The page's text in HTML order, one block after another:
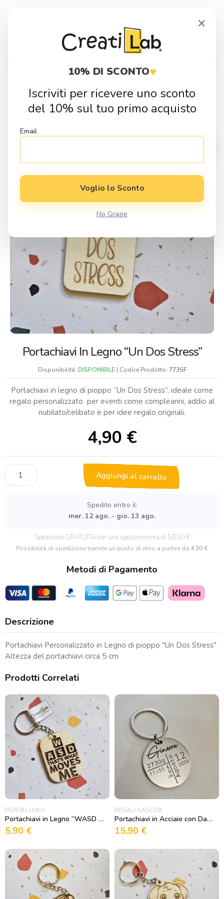
Home Idee Regalo Gadget & Home Decor
Portachiavi
Portachiavi in Legno “Un Dos Stress”
Portachiavi In Legno “Un Dos Stress”
Disponibilitá: DISPONIBILE| Codice Prodotto: 773SF
Portachiavi in legno di pioppo “Un Dos Stress”, ideale come
regalo personalizzato per eventi come compleanni, addio al
nubilato/celibato e per idee regalo originali.
4,90 €
Portachiavi
in
Aggiungi al carrello
Spedito entro il:
mer. 12 ago. - gio. 13 ago.
Spedizione GRATUITA con una spesa minima di 50,00 €
Possibilità di spedizione tramite un punto di ritiro a partire da 4.30 €
Metodi di Pagamento
Descrizione
Portachiavi Personalizzato in Legno di pioppo "Un Dos Stress"
Altezza del portachiavi circa 5 cm
Prodotti Correlati
PORTACHIAVI
Portachiavi in Legno “WASD moves me”
5,90 €
REGALI NASCITA
Portachiavi in Acciaio con Dati Nascita Personalizzabile
15,90 €
×
10% DI SCONTO♥
Iscriviti per ricevere uno sconto
del 10% sul tuo primo acquisto
Email
Voglio lo Sconto
No Grazie